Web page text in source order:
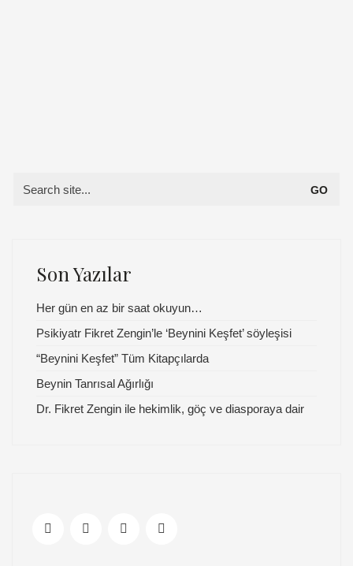
for:
Son Yazılar
Her gün en az bir saat okuyun…
Psikiyatr Fikret Zengin’le ‘Beynini Keşfet’ söyleşisi
“Beynini Keşfet” Tüm Kitapçılarda
Beynin Tanrısal Ağırlığı
Dr. Fikret Zengin ile hekimlik, göç ve diasporaya dair